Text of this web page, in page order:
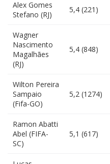
Alex Gomes
Stefano (RJ)
5,4 (221)
Wagner
Nascimento
Magalhães
(RJ)
5,4 (848)
Wilton Pereira
Sampaio
(Fifa-GO)
5,2 (1274)
Ramon Abatti
Abel (FIFA-
SC)
5,1 (617)